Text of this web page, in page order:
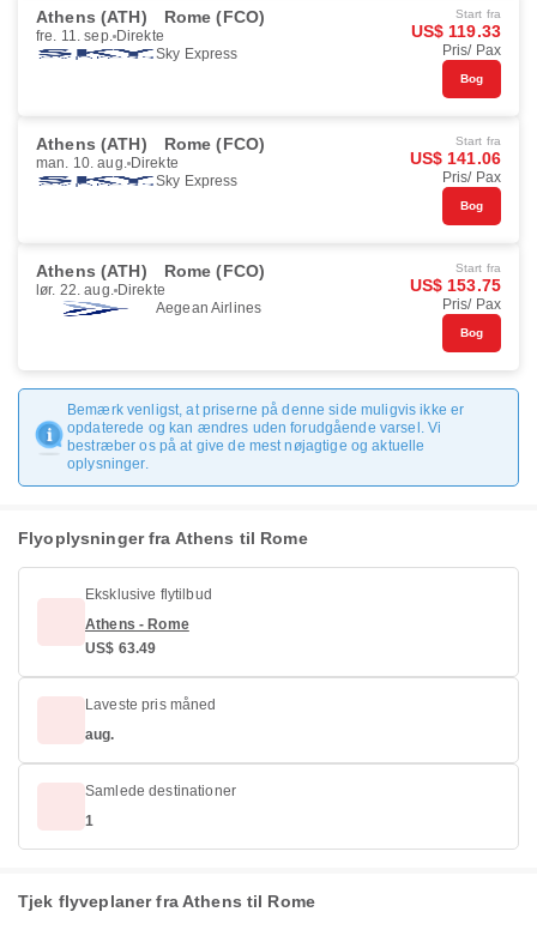
Athens (ATH) Rome (FCO)
fre. 11. sep. Direkte
Sky Express
Start fra
US$ 119.33
Pris/ Pax
Bog
Athens (ATH) Rome (FCO)
man. 10. aug. Direkte
Sky Express
Start fra
US$ 141.06
Pris/ Pax
Bog
Athens (ATH) Rome (FCO)
lør. 22. aug. Direkte
Aegean Airlines
Start fra
US$ 153.75
Pris/ Pax
Bog
Bemærk venligst, at priserne på denne side muligvis ikke er
opdaterede og kan ændres uden forudgående varsel. Vi
bestræber os på at give de mest nøjagtige og aktuelle
oplysninger.
Flyoplysninger fra Athens til Rome
Eksklusive flytilbud
Athens - Rome
US$ 63.49
Laveste pris måned
aug.
Samlede destinationer
1
Tjek flyveplaner fra Athens til Rome